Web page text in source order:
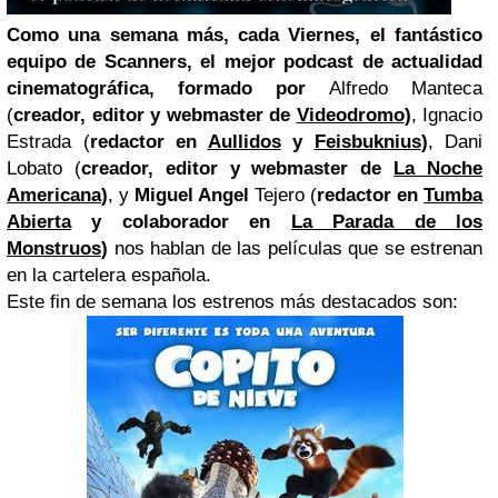
Como una semana más, cada Viernes, el fantástico
equipo de Scanners, el mejor podcast de actualidad
cinematográfica, formado por Alfredo Manteca
(creador, editor y webmaster de Videodromo), Ignacio
Estrada (redactor en Aullidosy Feisbuknius), Dani
Lobato (creador, editor y webmaster de La Noche
Americana), y Miguel Angel Tejero (redactor en Tumba
Abiertay colaborador en La Parada de los
Monstruos) nos hablan de las películas que se estrenan
en la cartelera española.
Este fin de semana los estrenos más destacados son: